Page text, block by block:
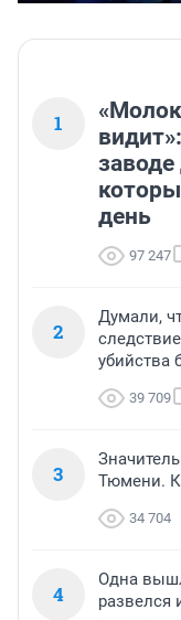
1
день
97 247
2
Думали,
убийства
39 709
3
Тюмени.
34 704
4
Одна
развелся